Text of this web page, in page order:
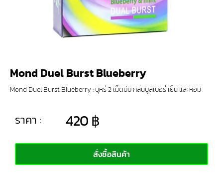
Mond Duel Burst Blueberry
Mond Duel Burst Blueberry : บุหรี่ 2 เม็ดบีบ กลิ่นบูลเบอรี่ เย็น และหอม
ราคา : 420฿
สั่งซื้อสินค้า